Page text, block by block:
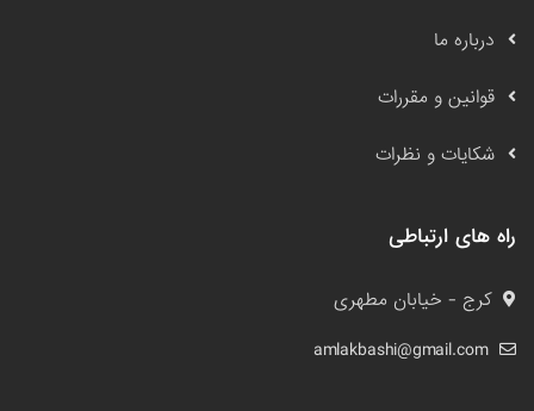
درباره ما
قوانین و مقررات
شکایات و نظرات
راه های ارتباطی
کرج - خیابان مطهری
amlakbashi@gmail.com